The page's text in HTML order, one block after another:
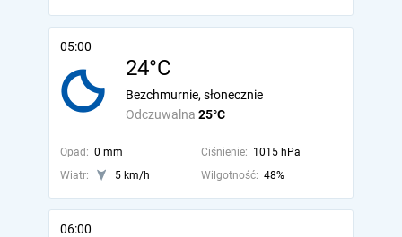
05:00
24°C
Odczuwalna 25°C
Bezchmurnie, słonecznie
Opad: 0 mm Ciśnienie: 1015 hPa
Wiatr:
5 km/h Wilgotność: 48%
06:00